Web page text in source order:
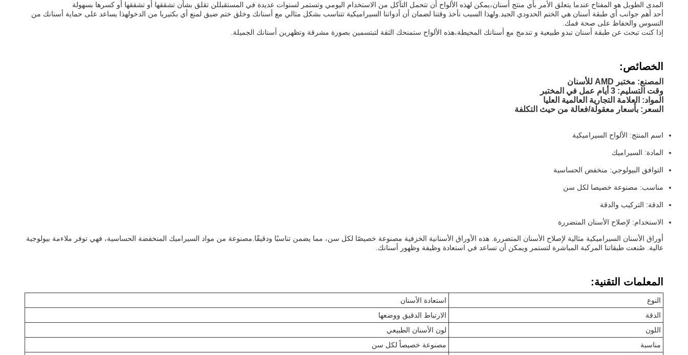
المدى الطويل هو المفتاح عندما يتعلق الأمر بأي منتج أسنان،يمكن لهذه الألواح أن تتحمل التآكل من الاستخدام اليومي وتستمر لسنوات عديدة في المستقبللن تقلق بشأن تشققها أو تشققها أو كسرها بسهولة
أحد أهم جوانب أي طبقة أسنان هي الختم الحدودي الجيد.ولهذا السبب نأخذ وقتنا لضمان أن أدواتنا السيراميكية تتناسب بشكل مثالي مع أسنانك وخلق ختم ضيق لمنع أي بكتيريا من الدخولهذا يساعد على حماية أسنانك من
التسوس والحفاظ على صحة فمك.
إذا كنت تبحث عن طبقة أسنان تبدو طبيعية و تندمج مع أسنانك المحيطة،هذه الألواح ستمنحك الثقة لتبتسمين بصورة مشرقة وتظهرين أسنانك الجميلة.
الخصائص:
المصنع: مختبر AMD للأسنان
وقت التسليم: 3 أيام عمل في المختبر
المواد: العلامة التجارية العالمية العليا
السعر: بأسعار معقولة/فعالة من حيث التكلفة
اسم المنتج: الألواح السيراميكية
المادة: السيراميك
التوافق البيولوجي: منخفض الحساسية
مناسب: مصنوعة خصيصا لكل سن
الدقة: التركيب والدقة
الاستخدام: لإصلاح الأسنان المتضررة
أوراق الأسنان السيراميكية مثالية لإصلاح الأسنان المتضررة. هذه الأوراق الأسنانية الخزفية مصنوعة خصيصًا لكل سن، مما يضمن تناسبًا ودقيقًا.مصنوعة من مواد السيراميك المنخفضة الحساسية، فهي توفر ملاءمة بيولوجية
عالية. صُنعت طبقاتنا المركبة المباشرة لتستمر ويمكن أن تساعد في استعادة وظيفة وظهور أسنانك.
المعلمات التقنية:
النوع
استعادة الأسنان
الدقة
الارتباط الدقيق ووضعها
اللون
لون الأسنان الطبيعي
مناسبة
مصنوعة خصيصاً لكل سن